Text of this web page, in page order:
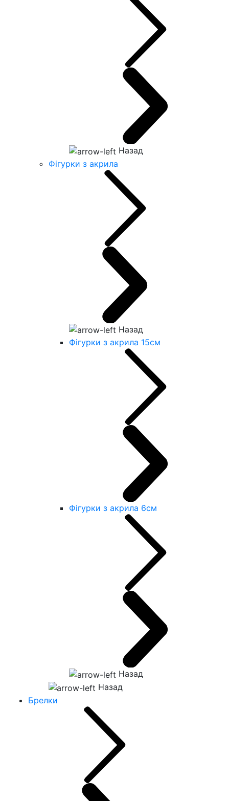
Назад
Фігурки з акрила
Назад
Фігурки з акрила 15см
Фігурки з акрила 6см
Назад
Назад
Брелки